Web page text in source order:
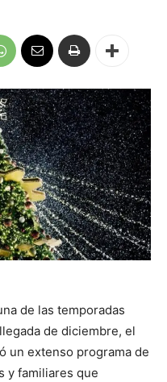
de las temporadas
de diciembre, el
un extenso programa de
y familiares que